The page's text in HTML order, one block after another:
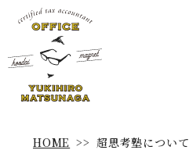
HOME >> 超思考塾について